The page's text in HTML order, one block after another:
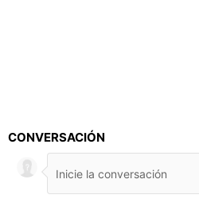
CONVERSACIÓN